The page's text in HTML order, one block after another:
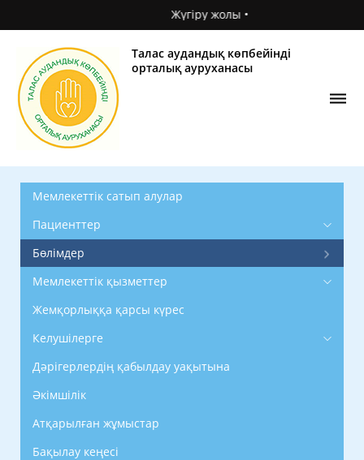
Жүгіру жолы •
Талас аудандық көпбейінді
орталық ауруханасы
Мемлекеттік сатып алулар
Пациенттер
Бөлімдер
Мемлекеттік қызметтер
Жемқорлыққа қарсы күрес
Келушілерге
Дәрігерлердің қабылдау уақытына
Әкімшілік
Атқарылған жұмыстар
Бақылау кеңесі